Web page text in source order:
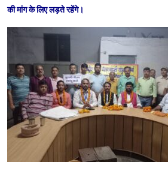
की मांग के लिए लड़ते रहेंगे।